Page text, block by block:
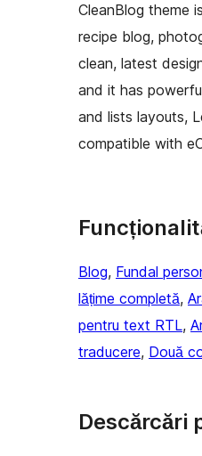
CleanBlog theme
recipe blog,
clean, latest
and it has
and lists layouts,
compatible with
Blog, Fundal
lățime completă,
pentru text RTL,
traducere, Două
Descărcări